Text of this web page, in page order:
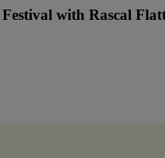
with Rascal